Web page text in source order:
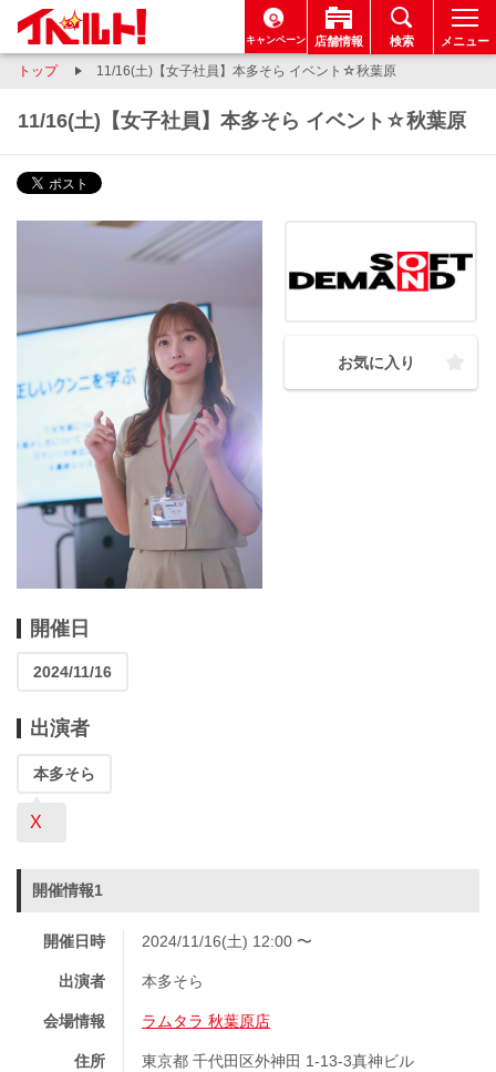
キャンペーン 店舗情報 検索 メニュー
トップ 11/16(土)【女子社員】本多そら イベント☆秋葉原
11/16(土)【女子社員】本多そら イベント☆秋葉原
お気に入り
開催日
2024/11/16
出演者
本多そら
X
開催情報1
開催日時 2024/11/16(土) 12:00 〜
出演者 本多そら
会場情報 ラムタラ 秋葉原店
住所 東京都 千代田区外神田 1-13-3真神ビル